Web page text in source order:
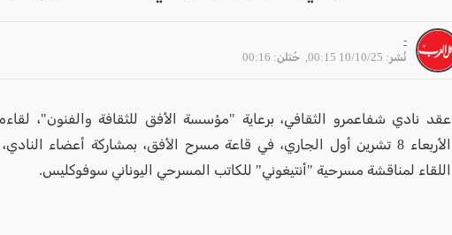
-
نُشر: 10/10/25 00:15
, حُتلن: 00:16
عقد نادي شفاعمرو الثقافي، برعاية "مؤسسة الأفق للثقافة والفنون"،
الأربعاء 8 تشرين أول الجاري، في قاعة مسرح الأفق، بمشاركة أعضاء
اللقاء لمناقشة مسرحية "أنتيغوني" للكاتب المسرحي اليوناني سوفوكليس.